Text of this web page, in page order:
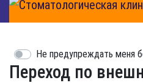
Переход по
Не предупреждать меня